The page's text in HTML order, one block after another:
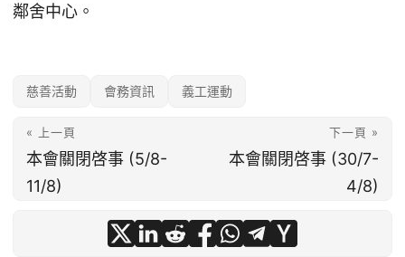
鄰舍中心。
慈善活動 會務資訊 義工運動
« 上一頁
本會關閉啓事 (5/8-
11/8)
下一頁 »
本會關閉啓事 (30/7-
4/8)